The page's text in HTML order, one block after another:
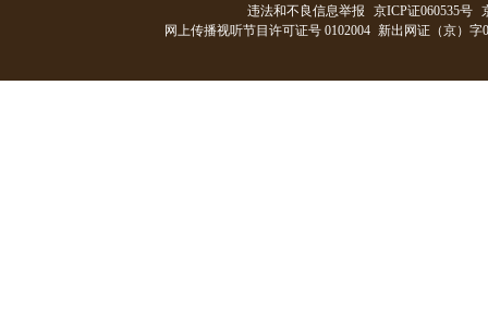
违法和不良信息举报 京ICP证060535号
网上传播视听节目许可证号 0102004 新出网证（京）